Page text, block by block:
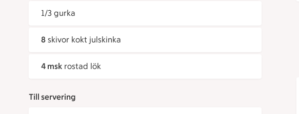
1/3 gurka
8 skivor kokt julskinka
4 msk rostad lök
Till servering